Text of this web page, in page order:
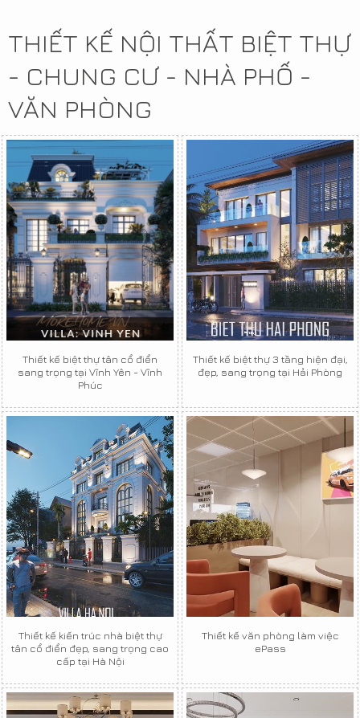
THIẾT KẾ NỘI THẤT BIỆT THỰ
- CHUNG CƯ - NHÀ PHỐ -
VĂN PHÒNG
Thiết kế biệt thự tân cổ điển
sang trọng tại Vĩnh Yên - Vĩnh
Phúc
Thiết kế biệt thự 3 tầng hiện đại,
đẹp, sang trọng tại Hải Phòng
Thiết kế kiến trúc nhà biệt thự
tân cổ điển đẹp, sang trọng cao
cấp tại Hà Nội
Thiết kế văn phòng làm việc
ePass